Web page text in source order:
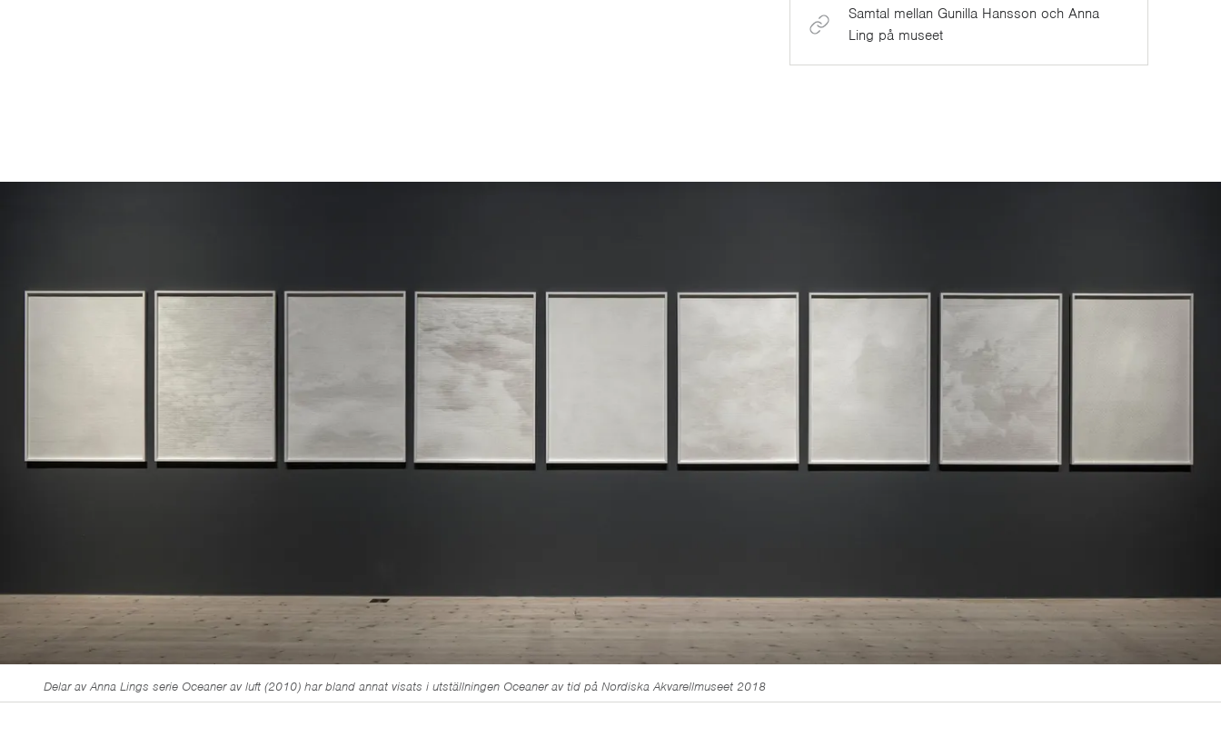
Samtal mellan Gunilla Hansson och Anna
Ling på museet
Delar av Anna Lings serie Oceaner av luft (2010) har bland annat visats i utställningen Oceaner av tid på Nordiska Akvarellmuseet 2018